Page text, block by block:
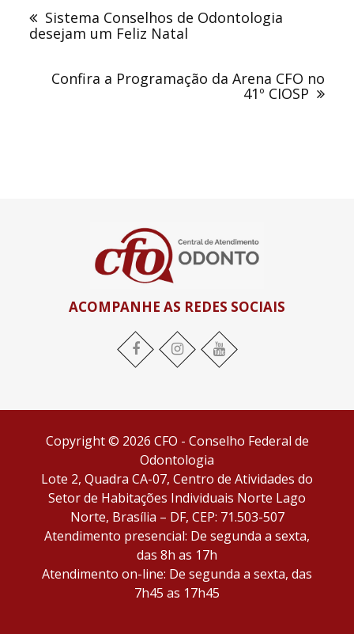
PostSistema Conselhos de Odontologia
desejam um Feliz Natal
Confira a Programação da Arena CFO no
41º CIOSP
ACOMPANHE AS REDES SOCIAIS
Facebook Instagram YouTube
Copyright © 2026 CFO - Conselho Federal de
Odontologia
Lote 2, Quadra CA-07, Centro de Atividades do
Setor de Habitações Individuais Norte Lago
Norte, Brasília – DF, CEP: 71.503-507
Atendimento presencial: De segunda a sexta,
das 8h as 17h
Atendimento on-line: De segunda a sexta, das
7h45 as 17h45